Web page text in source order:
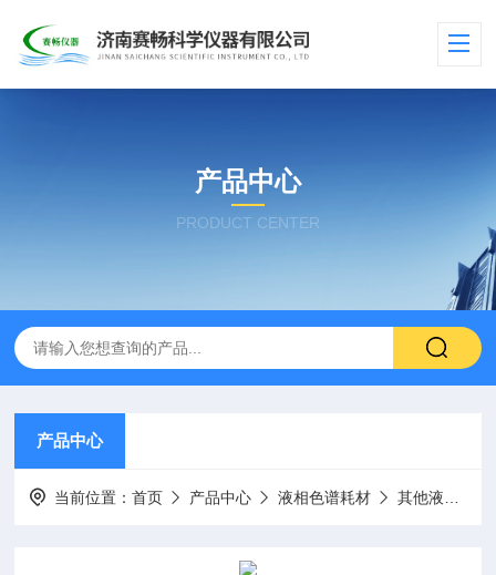
产品中心
PRODUCT CENTER
产品中心
当前位置：首页 产品中心 液相色谱耗材 其他液相耗材